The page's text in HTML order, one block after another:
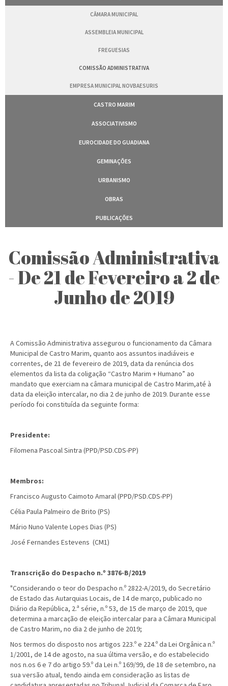
CÂMARA MUNICIPAL
ASSEMBLEIA MUNICIPAL
FREGUESIAS
COMISSÃO ADMINISTRATIVA
EMPRESA MUNICIPAL NOVBAESURIS
CASTRO MARIM
ASSOCIATIVISMO
EUROCIDADE DO GUADIANA
GEMINAÇÕES
URBANISMO
OBRAS
PUBLICAÇÕES
Comissão Administrativa
- De 21 de Fevereiro a 2 de
Junho de 2019
A Comissão Administrativa assegurou o funcionamento da Câmara
Municipal de Castro Marim, quanto aos assuntos inadiáveis e
correntes, de 21 de fevereiro de 2019, data da renúncia dos
elementos da lista da coligação “Castro Marim + Humano” ao
mandato que exerciam na câmara municipal de Castro Marim,até à
data da eleição intercalar, no dia 2 de junho de 2019. Durante esse
período foi constituída da seguinte forma:
Presidente:
Filomena Pascoal Sintra (PPD/PSD.CDS-PP)
Membros:
Francisco Augusto Caimoto Amaral (PPD/PSD.CDS-PP)
Célia Paula Palmeiro de Brito (PS)
Mário Nuno Valente Lopes Dias (PS)
José Fernandes Estevens (CM1)
Transcrição do Despacho n.º 3876-B/2019
"Considerando o teor do Despacho n.º 2822-A/2019, do Secretário
de Estado das Autarquias Locais, de 14 de março, publicado no
Diário da República, 2.ª série, n.º 53, de 15 de março de 2019, que
determina a marcação de eleição intercalar para a Câmara Municipal
de Castro Marim, no dia 2 de junho de 2019;
Nos termos do disposto nos artigos 223.º e 224.º da Lei Orgânica n.º
1/2001, de 14 de agosto, na sua última versão, e do estabelecido
nos n.os 6 e 7 do artigo 59.º da Lei n.º 169/99, de 18 de setembro, na
sua versão atual, tendo ainda em consideração as listas de